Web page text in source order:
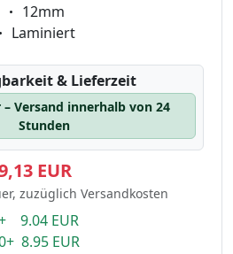
Eigenschaft:
12mm
Eigenschaft:
Laminiert
& Lieferzeit
– Versand innerhalb von 24
Stunden
EUR
zuzüglich Versandkosten
9.04 EUR
8.95 EUR